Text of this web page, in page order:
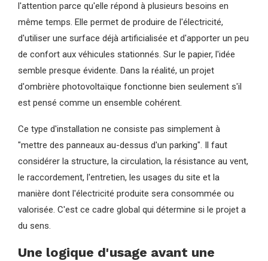
l'attention parce qu'elle répond à plusieurs besoins en
même temps. Elle permet de produire de l'électricité,
d'utiliser une surface déjà artificialisée et d'apporter un peu
de confort aux véhicules stationnés. Sur le papier, l'idée
semble presque évidente. Dans la réalité, un projet
d'ombrière photovoltaïque fonctionne bien seulement s'il
est pensé comme un ensemble cohérent.
Ce type d'installation ne consiste pas simplement à
"mettre des panneaux au-dessus d'un parking". Il faut
considérer la structure, la circulation, la résistance au vent,
le raccordement, l'entretien, les usages du site et la
manière dont l'électricité produite sera consommée ou
valorisée. C'est ce cadre global qui détermine si le projet a
du sens.
Une logique d'usage avant une